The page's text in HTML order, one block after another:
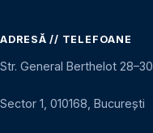
ADRESĂ // TELEFOANE
Str. General Berthelot 28–30
Sector 1, 010168, București